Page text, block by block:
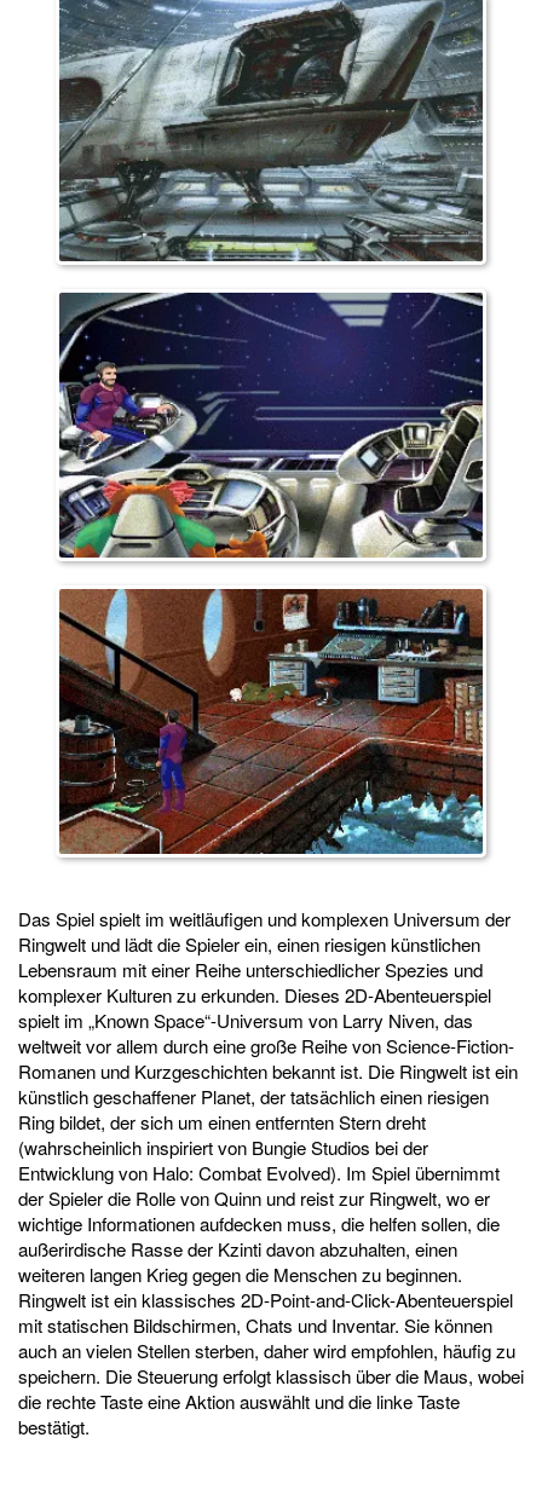
Das Spiel spielt im weitläufigen und komplexen Universum der
Ringwelt und lädt die Spieler ein, einen riesigen künstlichen
Lebensraum mit einer Reihe unterschiedlicher Spezies und
komplexer Kulturen zu erkunden. Dieses 2D-Abenteuerspiel
spielt im „Known Space“-Universum von Larry Niven, das
weltweit vor allem durch eine große Reihe von Science-Fiction-
Romanen und Kurzgeschichten bekannt ist. Die Ringwelt ist ein
künstlich geschaffener Planet, der tatsächlich einen riesigen
Ring bildet, der sich um einen entfernten Stern dreht
(wahrscheinlich inspiriert von Bungie Studios bei der
Entwicklung von Halo: Combat Evolved). Im Spiel übernimmt
der Spieler die Rolle von Quinn und reist zur Ringwelt, wo er
wichtige Informationen aufdecken muss, die helfen sollen, die
außerirdische Rasse der Kzinti davon abzuhalten, einen
weiteren langen Krieg gegen die Menschen zu beginnen.
Ringwelt ist ein klassisches 2D-Point-and-Click-Abenteuerspiel
mit statischen Bildschirmen, Chats und Inventar. Sie können
auch an vielen Stellen sterben, daher wird empfohlen, häufig zu
speichern. Die Steuerung erfolgt klassisch über die Maus, wobei
die rechte Taste eine Aktion auswählt und die linke Taste
bestätigt.